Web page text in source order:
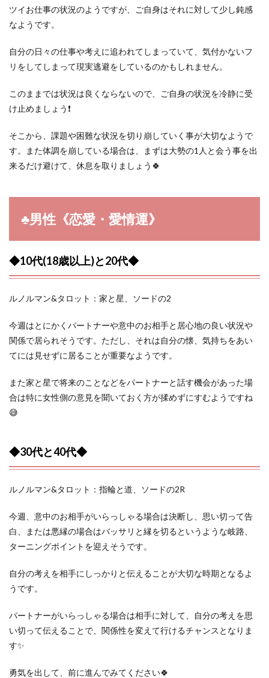
ツイお仕事の状況のようですが、ご自身はそれに対して少し鈍感
なようです。
自分の日々の仕事や考えに追われてしまっていて、気付かないフ
リをしてしまって現実逃避をしているのかもしれません。
このままでは状況は良くならないので、ご自身の状況を冷静に受
け止めましょう❗️
そこから、課題や困難な状況を切り崩していく事が大切なようで
す。また体調を崩している場合は、まずは大勢の1人と会う事を出
来るだけ避けて、休息を取りましょう🍀
♣︎男性《恋愛・愛情運》
◆10代(18歳以上)と20代◆
ルノルマン&タロット：家と星、ソードの2
今週はとにかくパートナーや意中のお相手と居心地の良い状況や
関係で居られそうです。ただし、それは自分の懐、気持ちをあい
てには見せずに居ることが重要なようです。
また家と星で将来のことなどをパートナーと話す機会があった場
合は特に女性側の意見を聞いておく方が揉めずにすむようですね
😅
◆30代と40代◆
ルノルマン&タロット：指輪と道、ソードの2R
今週、意中のお相手がいらっしゃる場合は決断し、思い切って告
白、または悪縁の場合はバッサリと縁を切るというような岐路、
ターニングポイントを迎えそうです。
自分の考えを相手にしっかりと伝えることが大切な時期となるよ
うです。
パートナーがいらっしゃる場合は相手に対して、自分の考えを思
い切って伝えることで、関係性を変えて行けるチャンスとなりま
す✨
勇気を出して、前に進んでみてください🍀